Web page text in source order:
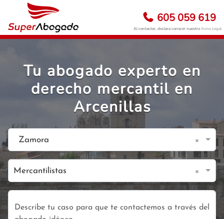
605 059 619
Al contactar, declara conocer nuestroAviso Legal
Tu abogado experto en
derecho mercantil en
Arcenillas
Zamora ×
Mercantilistas ×